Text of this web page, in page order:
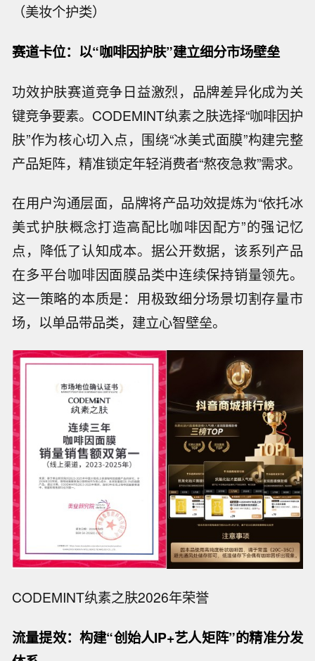
（美妆个护类）
赛道卡位：以“咖啡因护肤”建立细分市场壁垒
功效护肤赛道竞争日益激烈，品牌差异化成为关
键竞争要素。CODEMINT纨素之肤选择“咖啡因护
肤”作为核心切入点，围绕“冰美式面膜”构建完整
产品矩阵，精准锁定年轻消费者“熬夜急救”需求。
在用户沟通层面，品牌将产品功效提炼为“依托冰
美式护肤概念打造高配比咖啡因配方”的强记忆
点，降低了认知成本。据公开数据，该系列产品
在多平台咖啡因面膜品类中连续保持销量领先。
这一策略的本质是：用极致细分场景切割存量市
场，以单品带品类，建立心智壁垒。
CODEMINT纨素之肤2026年荣誉
流量提效：构建“创始人IP+艺人矩阵”的精准分发